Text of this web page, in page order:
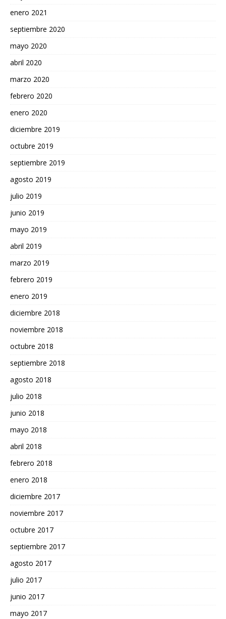
enero 2021
septiembre 2020
mayo 2020
abril 2020
marzo 2020
febrero 2020
enero 2020
diciembre 2019
octubre 2019
septiembre 2019
agosto 2019
julio 2019
junio 2019
mayo 2019
abril 2019
marzo 2019
febrero 2019
enero 2019
diciembre 2018
noviembre 2018
octubre 2018
septiembre 2018
agosto 2018
julio 2018
junio 2018
mayo 2018
abril 2018
febrero 2018
enero 2018
diciembre 2017
noviembre 2017
octubre 2017
septiembre 2017
agosto 2017
julio 2017
junio 2017
mayo 2017